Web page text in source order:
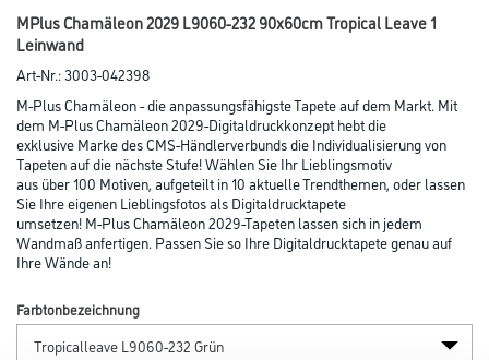
MPlus Chamäleon 2029 L9060-232 90x60cm Tropical Leave 1
Leinwand
Art-Nr.:3003-042398
M-Plus Chamäleon - die anpassungsfähigste Tapete auf dem Markt. Mit
dem M-Plus Chamäleon 2029-Digitaldruckkonzept hebt die
exklusive Marke des CMS-Händlerverbunds die Individualisierung von
Tapeten auf die nächste Stufe! Wählen Sie Ihr Lieblingsmotiv
aus über 100 Motiven, aufgeteilt in 10 aktuelle Trendthemen, oder lassen
Sie Ihre eigenen Lieblingsfotos als Digitaldrucktapete
umsetzen! M-Plus Chamäleon 2029-Tapeten lassen sich in jedem
Wandmaß anfertigen. Passen Sie so Ihre Digitaldrucktapete genau auf
Ihre Wände an!
Farbtonbezeichnung